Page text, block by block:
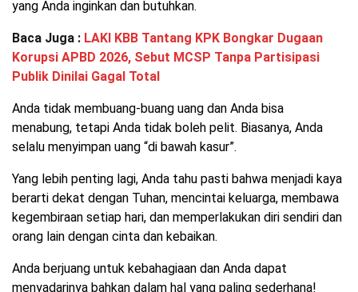
yang Anda inginkan dan butuhkan.
Baca Juga : LAKI KBB Tantang KPK Bongkar Dugaan
Korupsi APBD 2026, Sebut MCSP Tanpa Partisipasi
Publik Dinilai Gagal Total
Anda tidak membuang-buang uang dan Anda bisa
menabung, tetapi Anda tidak boleh pelit. Biasanya, Anda
selalu menyimpan uang “di bawah kasur”.
Yang lebih penting lagi, Anda tahu pasti bahwa menjadi kaya
berarti dekat dengan Tuhan, mencintai keluarga, membawa
kegembiraan setiap hari, dan memperlakukan diri sendiri dan
orang lain dengan cinta dan kebaikan.
Anda berjuang untuk kebahagiaan dan Anda dapat
menyadarinya bahkan dalam hal yang paling sederhana!